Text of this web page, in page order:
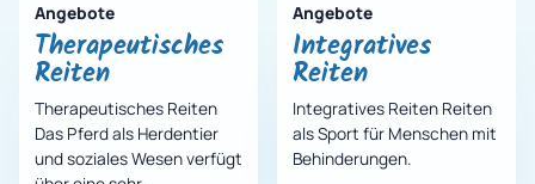
Angebote
Therapeutisches
Reiten
Therapeutisches Reiten
Das Pferd als Herdentier
und soziales Wesen verfügt
Angebote
Integratives
Reiten
Integratives Reiten Reiten
als Sport für Menschen mit
Behinderungen.